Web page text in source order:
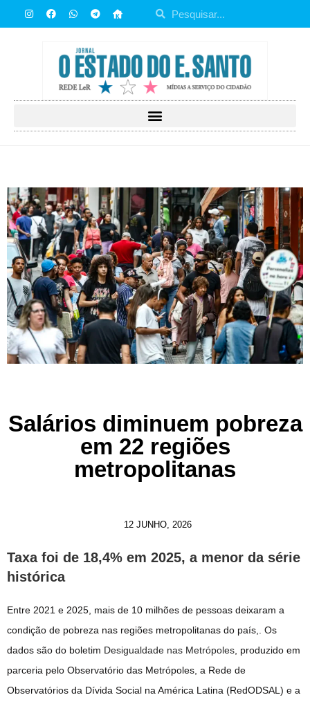
Salários diminuem pobreza
em 22 regiões
metropolitanas
12 JUNHO, 2026
Taxa foi de 18,4% em 2025, a menor da série
histórica
Entre 2021 e 2025, mais de 10 milhões de pessoas deixaram a
condição de pobreza nas regiões metropolitanas do país,. Os
dados são do boletim Desigualdade nas Metrópoles, produzido em
parceria pelo Observatório das Metrópoles, a Rede de
Observatórios da Dívida Social na América Latina (RedODSAL) e a